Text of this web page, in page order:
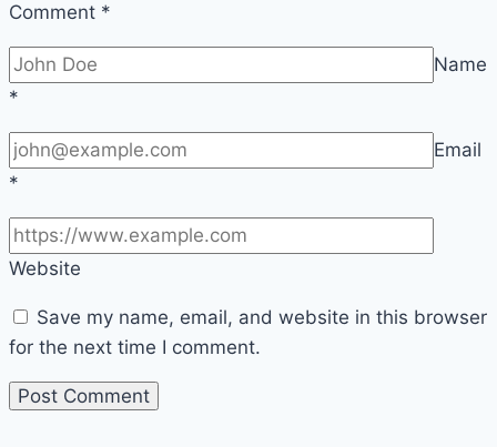
Comment *
Name
*
Email
*
Website
Save my name, email, and website in this browser
for the next time I comment.